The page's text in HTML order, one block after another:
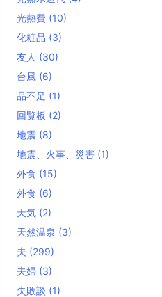
光熱費 (10)
化粧品 (3)
友人 (30)
台風 (6)
品不足 (1)
回覧板 (2)
地震 (8)
地震、火事、災害 (1)
外食 (15)
外食 (6)
天気 (2)
天然温泉 (3)
夫 (299)
夫婦 (3)
失敗談 (1)